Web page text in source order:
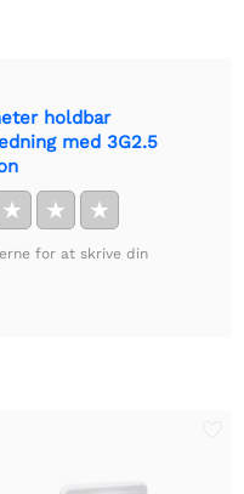
holdbar
med 3G2.5
★ ★ ★
for at skrive din